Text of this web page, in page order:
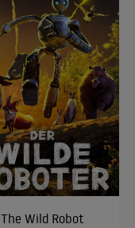
The Wild Robot